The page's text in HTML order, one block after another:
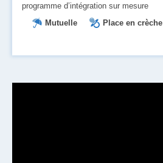
programme d’intégration sur mesure
Mutuelle
Place en crèche
Prise en charge des transports